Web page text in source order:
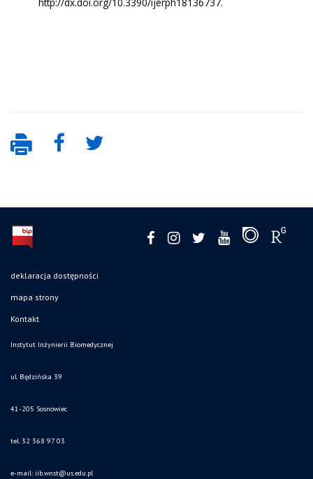
deklaracja dostępności
mapa strony
Kontakt
Instytut Inżynierii Biomedycznej
ul. Będzińska 39
41-205 Sosnowiec
tel. 32 368 97 03
e-mail: iib.wnst@us.edu.pl